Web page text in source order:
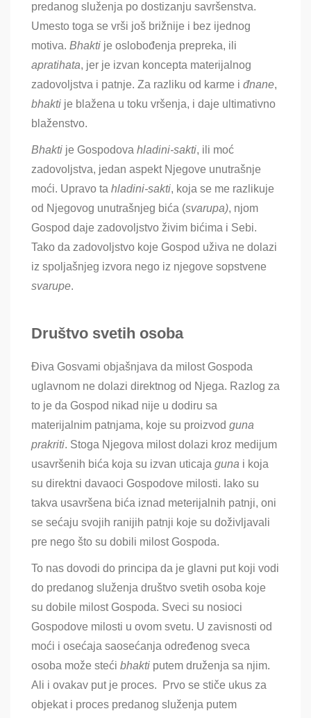
predanog služenja po dostizanju savršenstva.
Umesto toga se vrši još brižnije i bez ijednog
motiva. Bhakti je oslobođenja prepreka, ili
apratihata, jer je izvan koncepta materijalnog
zadovoljstva i patnje. Za razliku od karme i đnane,
bhakti je blažena u toku vršenja, i daje ultimativno
blaženstvo.
Bhakti je Gospodova hladini-sakti, ili moć
zadovoljstva, jedan aspekt Njegove unutrašnje
moći. Upravo ta hladini-sakti, koja se me razlikuje
od Njegovog unutrašnjeg bića (svarupa), njom
Gospod daje zadovoljstvo živim bićima i Sebi.
Tako da zadovoljstvo koje Gospod uživa ne dolazi
iz spoljašnjeg izvora nego iz njegove sopstvene
svarupe.
Društvo svetih osoba
Điva Gosvami objašnjava da milost Gospoda
uglavnom ne dolazi direktnog od Njega. Razlog za
to je da Gospod nikad nije u dodiru sa
materijalnim patnjama, koje su proizvod guna
prakriti. Stoga Njegova milost dolazi kroz medijum
usavršenih bića koja su izvan uticaja guna i koja
su direktni davaoci Gospodove milosti. Iako su
takva usavršena bića iznad meterijalnih patnji, oni
se sećaju svojih ranijih patnji koje su doživljavali
pre nego što su dobili milost Gospoda.
To nas dovodi do principa da je glavni put koji vodi
do predanog služenja društvo svetih osoba koje
su dobile milost Gospoda. Sveci su nosioci
Gospodove milosti u ovom svetu. U zavisnosti od
moći i osećaja saosećanja određenog sveca
osoba može steći bhakti putem druženja sa njim.
Ali i ovakav put je proces. Prvo se stiče ukus za
objekat i proces predanog služenja putem